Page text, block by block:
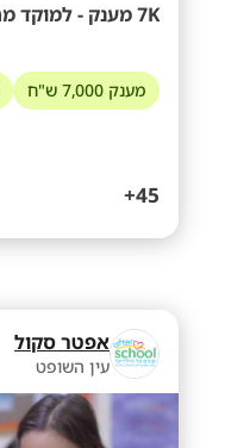
7K מענק - למוקד מחזיקי כרטיס בצפון!
מענק 7,000 ש"ח
45+
אפטר סקול
עין השופט